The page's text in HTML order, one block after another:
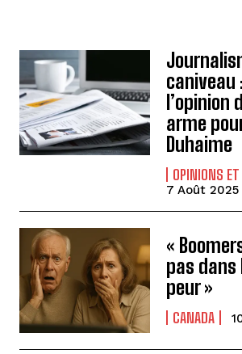
caniveau
l’opinion
arme
Duhaime
OPINIONS
7 Août 2025
«
pas dans
peur »
CANADA